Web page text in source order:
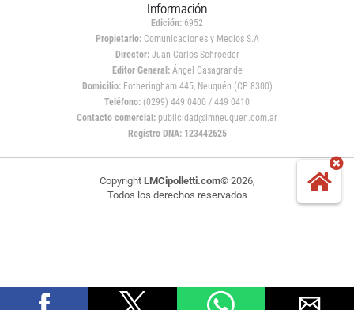
Información
Edición: 6952
Propietario:Comunicaciones y Medios S.A
Director: Juan Carlos Schroeder
Editor General:Ángel Casagrande
Domicilio:Fotheringham 445, Neuquén (CP 8300)
Teléfono: (0299) 449 0400 / 449 0410
Contacto comercial: publicidad@lmneuquen.com.ar
Registro DNA: 123442625
Copyright LMCipolletti.com© 2026,
Todos los derechos reservados